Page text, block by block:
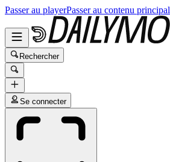
Passer au playerPasser au contenu principal
Rechercher
Se connecter